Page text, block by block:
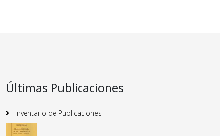
Últimas Publicaciones
Inventario de Publicaciones